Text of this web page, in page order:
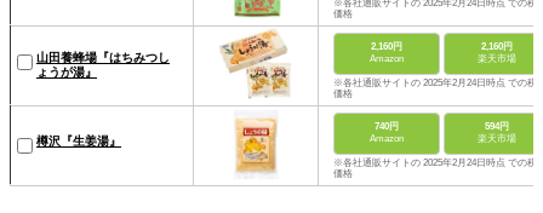
※各社通販サイトの 2025年2月24日時点 での税
価格
山田養蜂場『はちみつし
ょうが湯』
2,160円
Amazon
2,160円
楽天市場
※各社通販サイトの 2025年2月24日時点 での税
価格
樽沢『生姜湯』
740円
Amazon
594円
楽天市場
※各社通販サイトの 2025年2月24日時点 での税
価格